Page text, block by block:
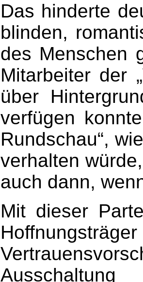
Das hinderte
blinden,
des Menschen
Mitarbeiter der
über
verfügen
Rundschau“,
verhalten
auch dann,
Mit dieser